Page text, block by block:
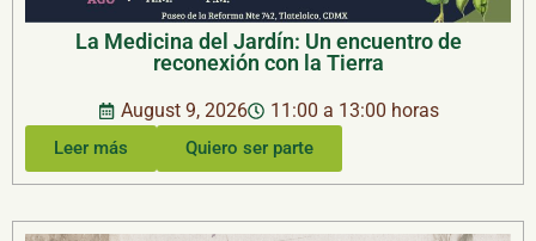
La Medicina del Jardín: Un encuentro de
reconexión con la Tierra
August 9, 2026 11:00 a 13:00 horas
Leer más Quiero ser parte